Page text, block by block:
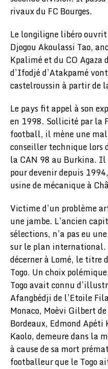
rivaux du FC Bourges.
Le longiligne libéro
Djogou Akoulassi Tao,
Kpalimé et du CO Agaza
d’Ifodjé d’Atakpamé
castelroussin à partir de
Le pays fit appel à son
en 1998. Sollicité par la
football, il mène une
conseiller technique lors
la CAN 98 au Burkina. Il
pour devenir depuis
usine de mécanique à
Victime d’un problème
une jambe. L’ancien
sélections, n’a pas eu
sur le plan
décerner à Lomé, le titre
Togo. Un choix
Togo avait connu
Afangbédji de l’Etoile
Monaco, Moèvi Gilbert de
Bordeaux, Edmond
Kaolo, demeure dans la
à cause de sa mort
footballeur que le Togo